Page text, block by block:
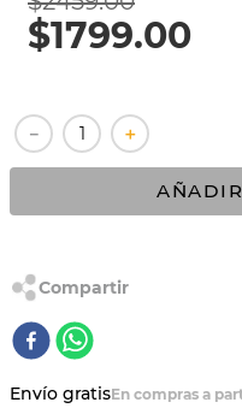
$1799.00
＋
－
Envío gratisEn compras a
7. ACERO INOXIDABLE
10. VASCONIA PRIMA